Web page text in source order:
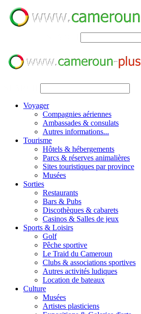
Voyager
Compagnies aériennes
Ambassades & consulats
Autres informations...
Tourisme
Hôtels & hébergements
Parcs & réserves animalières
Sites touristiques par province
Musées
Sorties
Restaurants
Bars & Pubs
Discothèques & cabarets
Casinos & Salles de jeux
Sports & Loisirs
Golf
Pêche sportive
Le Traid du Cameroun
Clubs & associations sportives
Autres activités ludiques
Location de bateaux
Culture
Musées
Artistes plasticiens